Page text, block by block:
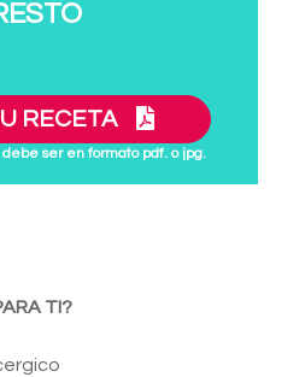
RECETA
ser en formato pdf. o jpg.
TI?